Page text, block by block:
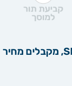
מילוי פרטים מהיר עם אימות בקוד SMS, מקבלים מחיר